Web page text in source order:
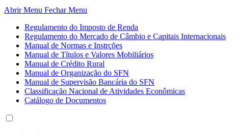
Abrir Menu Fechar Menu
Regulamento do Imposto de Renda
Regulamento do Mercado de Câmbio e Capitais Internacionais
Manual de Normas e Instrções
Manual de Títulos e Valores Mobiliários
Manual de Crédito Rural
Manual de Organização do SFN
Manual de Supervisão Bancária do SFN
Classificação Nacional de Atividades Econômicas
Catálogo de Documentos